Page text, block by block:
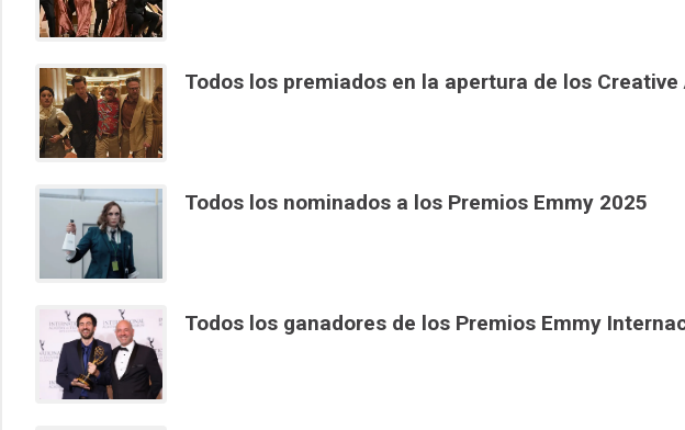
Todos los premiados en la apertura de los Creative
Todos los nominados a los Premios Emmy 2025
Todos los ganadores de los Premios Emmy